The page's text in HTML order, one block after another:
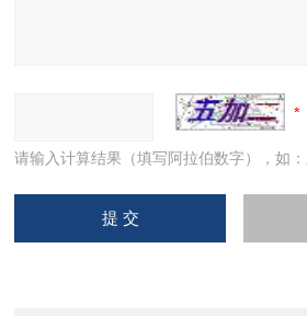
请输入计算结果（填写阿拉伯数字），如